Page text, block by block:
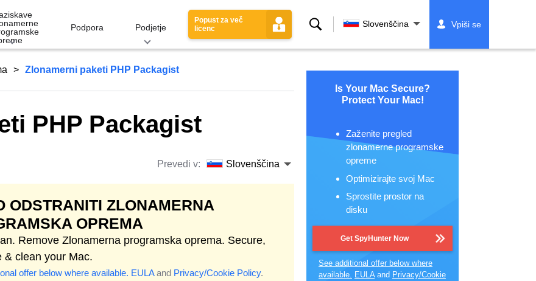
Podpora Podjetje
Popust za več
licenc
Iskanje Slovenščina Vpiši se
Zlonamerni paketi PHP Packagist
PHP Packagist
Prevedi v: Slovenščina
ODSTRANITI ZLONAMERNA
OPREMA
Remove Zlonamerna programska oprema. Secure,
& clean your Mac.
offer below where available. EULAand Privacy/Cookie Policy.
Is Your Mac Secure?
Protect Your Mac!
Zaženite pregled
zlonamerne programske
opreme
Optimizirajte svoj Mac
Sprostite prostor na
disku
Get SpyHunter Now
See additional offer below where
available. EULAand Privacy/Cookie